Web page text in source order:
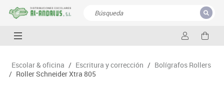
CERRAR
Escolar & oficina / Escritura y corrección / Bolígrafos Rollers
/ Roller Schneider Xtra 805